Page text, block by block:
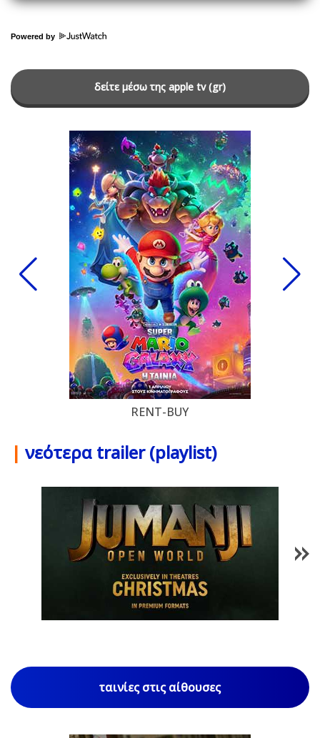
Powered by
δείτε μέσω της apple tv (gr)
RENT-BUY
| νεότερα trailer (playlist)
1/85
ταινίες στις αίθουσες